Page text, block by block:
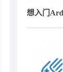
想入门